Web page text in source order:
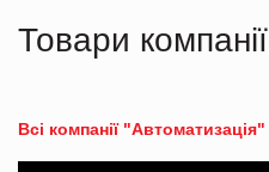
Товари компанії
Всі компанії "Автоматизація"